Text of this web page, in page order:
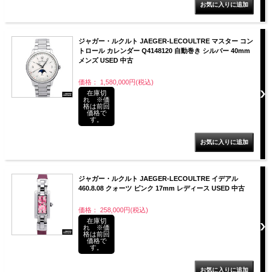
ジャガー・ルクルト JAEGER-LECOULTRE マスター コン
トロール カレンダー Q4148120 自動巻き シルバー 40mm
メンズ USED 中古
価格： 1,580,000円(税込)
在庫切
れ ※価
格は前回
価格で
す。
ジャガー・ルクルト JAEGER-LECOULTRE イデアル
460.8.08 クォーツ ピンク 17mm レディース USED 中古
価格： 258,000円(税込)
在庫切
れ ※価
格は前回
価格で
す。